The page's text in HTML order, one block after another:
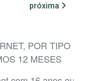
próxima
POR TIPO DE
12 MESES